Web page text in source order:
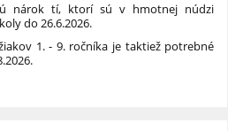
nárok tí, ktorí sú v hmotnej núdzi
do 26.6.2026.
1. - 9. ročníka je taktiež potrebné